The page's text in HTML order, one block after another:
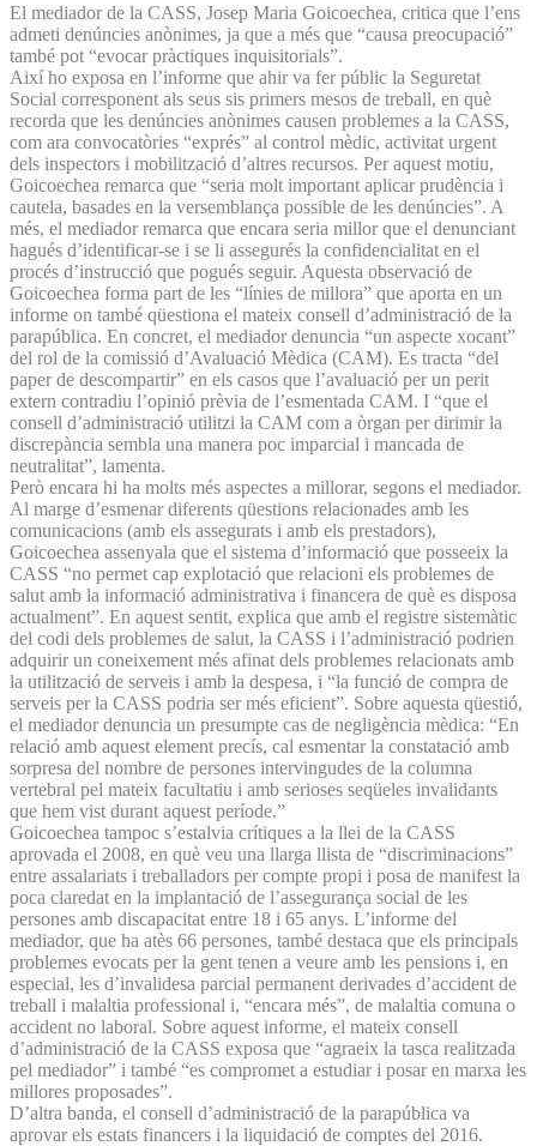
El mediador de la CASS, Josep Maria Goicoechea, critica que l’ens
admeti denúncies anònimes, ja que a més que “causa preocupació”
també pot “evocar pràctiques inquisitorials”.
Així ho exposa en l’informe que ahir va fer públic la Seguretat
Social corresponent als seus sis primers mesos de treball, en què
recorda que les denúncies anònimes causen problemes a la CASS,
com ara convocatòries “exprés” al control mèdic, activitat urgent
dels inspectors i mobilització d’altres recursos. Per aquest motiu,
Goicoechea remarca que “seria molt important aplicar prudència i
cautela, basades en la versemblança possible de les denúncies”. A
més, el mediador remarca que encara seria millor que el denunciant
hagués d’identificar-se i se li assegurés la confidencialitat en el
procés d’instrucció que pogués seguir. Aquesta observació de
Goicoechea forma part de les “línies de millora” que aporta en un
informe on també qüestiona el mateix consell d’administració de la
parapública. En concret, el mediador denuncia “un aspecte xocant”
del rol de la comissió d’Avaluació Mèdica (CAM). Es tracta “del
paper de descompartir” en els casos que l’avaluació per un perit
extern contradiu l’opinió prèvia de l’esmentada CAM. I “que el
consell d’administració utilitzi la CAM com a òrgan per dirimir la
discrepància sembla una manera poc imparcial i mancada de
neutralitat”, lamenta.
Però encara hi ha molts més aspectes a millorar, segons el mediador.
Al marge d’esmenar diferents qüestions relacionades amb les
comunicacions (amb els assegurats i amb els prestadors),
Goicoechea assenyala que el sistema d’informació que posseeix la
CASS “no permet cap explotació que relacioni els problemes de
salut amb la informació administrativa i financera de què es disposa
actualment”. En aquest sentit, explica que amb el registre sistemàtic
del codi dels problemes de salut, la CASS i l’administració podrien
adquirir un coneixement més afinat dels problemes relacionats amb
la utilització de serveis i amb la despesa, i “la funció de compra de
serveis per la CASS podria ser més eficient”. Sobre aquesta qüestió,
el mediador denuncia un presumpte cas de negligència mèdica: “En
relació amb aquest element precís, cal esmentar la constatació amb
sorpresa del nombre de persones intervingudes de la columna
vertebral pel mateix facultatiu i amb serioses seqüeles invalidants
que hem vist durant aquest període.”
Goicoechea tampoc s’estalvia crítiques a la llei de la CASS
aprovada el 2008, en què veu una llarga llista de “discriminacions”
entre assalariats i treballadors per compte propi i posa de manifest la
poca claredat en la implantació de l’assegurança social de les
persones amb discapacitat entre 18 i 65 anys. L’informe del
mediador, que ha atès 66 persones, també destaca que els principals
problemes evocats per la gent tenen a veure amb les pensions i, en
especial, les d’invalidesa parcial permanent derivades d’accident de
treball i malaltia professional i, “encara més”, de malaltia comuna o
accident no laboral. Sobre aquest informe, el mateix consell
d’administració de la CASS exposa que “agraeix la tasca realitzada
pel mediador” i també “es compromet a estudiar i posar en marxa les
millores proposades”.
D’altra banda, el consell d’administració de la parapública va
aprovar els estats financers i la liquidació de comptes del 2016.